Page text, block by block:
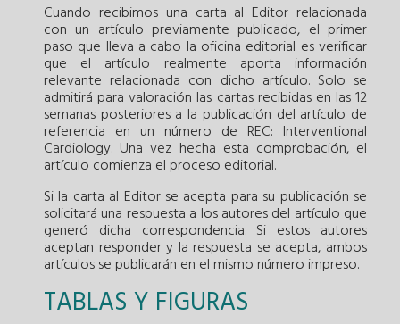
Cuando recibimos una carta al Editor relacionada
con un artículo previamente publicado, el primer
paso que lleva a cabo la oficina editorial es verificar
que el artículo realmente aporta información
relevante relacionada con dicho artículo. Solo se
admitirá para valoración las cartas recibidas en las 12
semanas posteriores a la publicación del artículo de
referencia en un número de REC: Interventional
Cardiology. Una vez hecha esta comprobación, el
artículo comienza el proceso editorial.
Si la carta al Editor se acepta para su publicación se
solicitará una respuesta a los autores del artículo que
generó dicha correspondencia. Si estos autores
aceptan responder y la respuesta se acepta, ambos
artículos se publicarán en el mismo número impreso.
TABLAS Y FIGURAS